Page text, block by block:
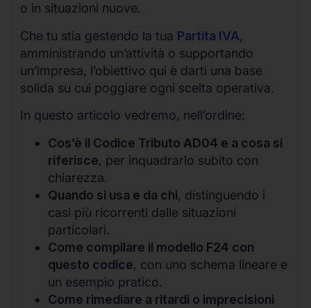
o in situazioni nuove.
Che tu stia gestendo la tua Partita IVA,
amministrando un’attività o supportando
un’impresa, l’obiettivo qui è darti una base
solida su cui poggiare ogni scelta operativa.
In questo articolo vedremo, nell’ordine:
Cos’è il Codice Tributo AD04 e a cosa si
riferisce, per inquadrarlo subito con
chiarezza.
Quando si usa e da chi, distinguendo i
casi più ricorrenti dalle situazioni
particolari.
Come compilare il modello F24 con
questo codice, con uno schema lineare e
un esempio pratico.
Come rimediare a ritardi o imprecisioni